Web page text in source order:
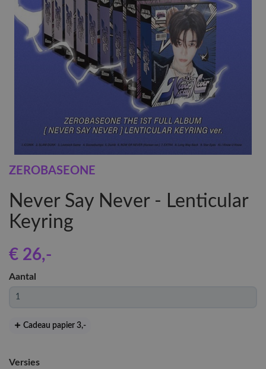
ZEROBASEONE
Never Say Never - Lenticular
Keyring
€ 26,-
Aantal
Cadeau papier 3,-
Versies